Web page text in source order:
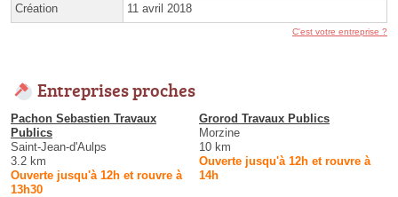
Création 11 avril 2018
C'est votre entreprise ?
Entreprises proches
Pachon Sebastien Travaux
Publics
Saint-Jean-d'Aulps
3.2 km
Ouverte jusqu'à 12h et rouvre à
13h30
Grorod Travaux Publics
Morzine
10 km
Ouverte jusqu'à 12h et rouvre à
14h